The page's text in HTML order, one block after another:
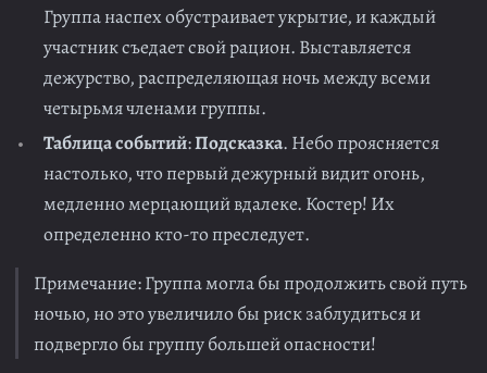
Группа наспех обустраивает укрытие, и каждый
участник съедает свой рацион. Выставляется
дежурство, распределяющая ночь между всеми
четырьмя членами группы.
Таблица событий:Подсказка. Небо проясняется
настолько, что первый дежурный видит огонь,
медленно мерцающий вдалеке. Костер! Их
определенно кто-то преследует.
Примечание: Группа могла бы продолжить свой путь
ночью, но это увеличило бы риск заблудиться и
подвергло бы группу большей опасности!